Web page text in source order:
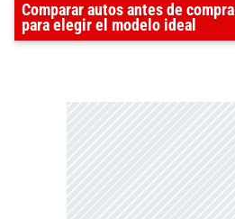
Comparar autos antes de
para elegir el modelo ideal